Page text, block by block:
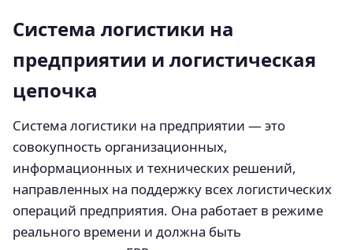
Система логистики на
предприятии и логистическая
цепочка
Система логистики на предприятии — это
совокупность организационных,
информационных и технических решений,
направленных на поддержку всех логистических
операций предприятия. Она работает в режиме
реального времени и должна быть